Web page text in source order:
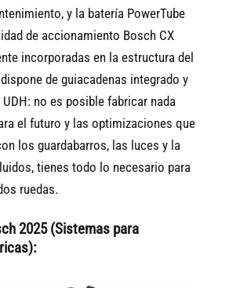
y la batería PowerTube
de accionamiento Bosch CX
incorporadas en la estructura del
de guiacadenas integrado y
no es posible fabricar nada
el futuro y las optimizaciones que
los guardabarros, las luces y la
tienes todo lo necesario para
ruedas.
2025 (Sistemas para